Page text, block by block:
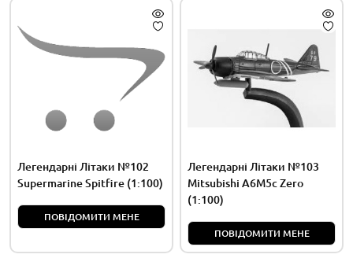
Легендарні Літаки №102
Supermarine Spitfire (1:100)
ПОВІДОМИТИ МЕНЕ
Легендарні Літаки №103
Mitsubishi A6M5c Zero
(1:100)
ПОВІДОМИТИ МЕНЕ